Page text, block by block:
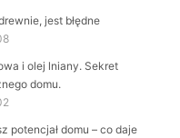
jest błędne
i olej lniany. Sekret
domu.
potencjał domu – co daje